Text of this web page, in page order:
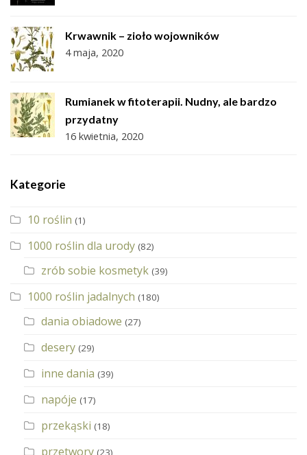
Krwawnik – zioło wojowników
4 maja, 2020
Rumianek w fitoterapii. Nudny, ale bardzo
przydatny
16 kwietnia, 2020
Kategorie
10 roślin (1)
1000 roślin dla urody (82)
zrób sobie kosmetyk (39)
1000 roślin jadalnych (180)
dania obiadowe (27)
desery (29)
inne dania (39)
napóje (17)
przekąski (18)
przetwory (23)